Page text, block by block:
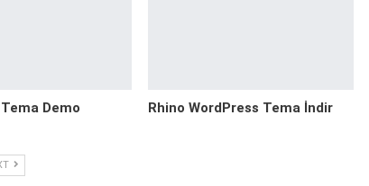
Demo
Rhino WordPress Tema İndir